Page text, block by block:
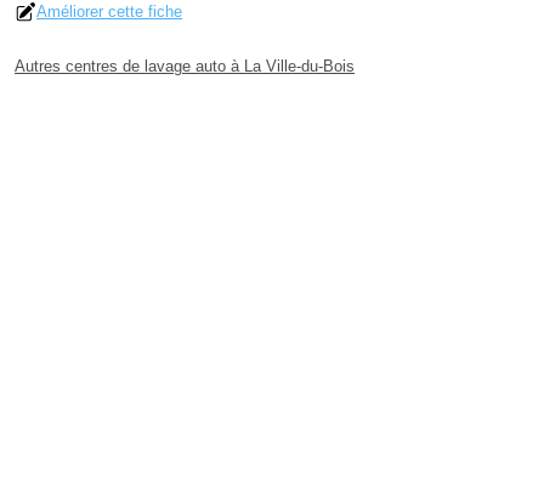
Améliorer cette fiche
Autres centres de lavage auto à La Ville-du-Bois